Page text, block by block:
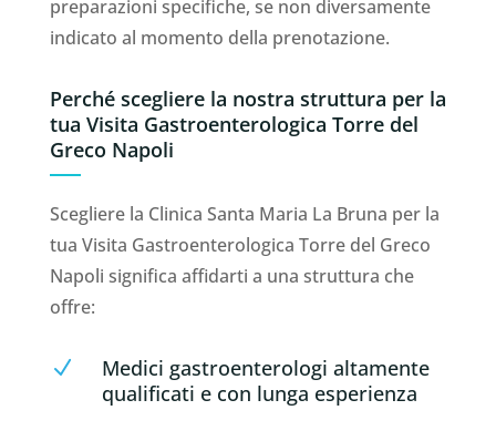
preparazioni specifiche, se non diversamente
indicato al momento della prenotazione.
Perché scegliere la nostra struttura per la
tua Visita Gastroenterologica Torre del
Greco Napoli
Scegliere la Clinica Santa Maria La Bruna per la
tua Visita Gastroenterologica Torre del Greco
Napoli significa affidarti a una struttura che
offre:
N
Medici gastroenterologi altamente
qualificati e con lunga esperienza